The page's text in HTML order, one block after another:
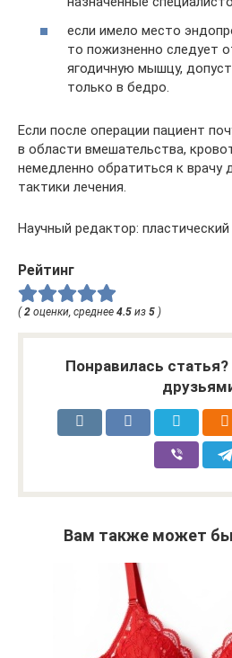
если имело место
то пожизненно следует
ягодичную мышцу,
только в бедро.
Если после операции пациент
в области вмешательства,
немедленно обратиться к врачу
тактики лечения.
Научный редактор:
Рейтинг
( 2 оценки, среднее 4.5 из 5 )
Понравилась
Вам также может